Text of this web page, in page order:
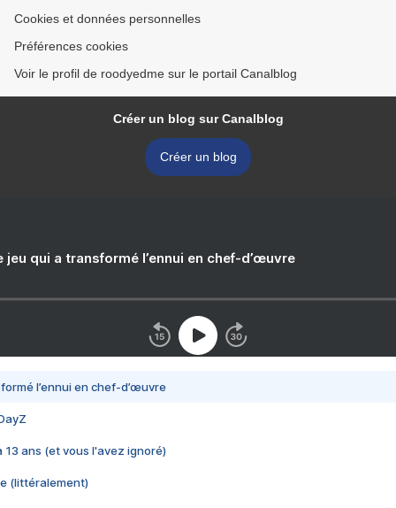
Cookies et données personnelles
Préférences cookies
Voir le profil de roodyedme sur le portail Canalblog
Créer un blog sur Canalblog
Créer un blog
jeu qui a transformé l’ennui en chef-d’œuvre
l’ennui en chef-d’œuvre
13 ans (et vous l'avez ignoré)
(littéralement)